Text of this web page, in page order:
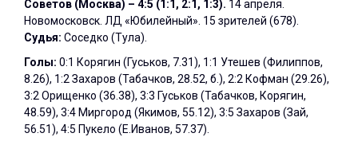
Советов (Москва) – 4:5 (1:1, 2:1, 1:3). 14 апреля.
Новомосковск. ЛД «Юбилейный». 15 зрителей (678).
Судья: Соседко (Тула).
Голы: 0:1 Корягин (Гуськов, 7.31), 1:1 Утешев (Филиппов,
8.26), 1:2 Захаров (Табачков, 28.52, б.), 2:2 Кофман (29.26),
3:2 Орищенко (36.38), 3:3 Гуськов (Табачков, Корягин,
48.59), 3:4 Миргород (Якимов, 55.12), 3:5 Захаров (Зай,
56.51), 4:5 Пукело (Е.Иванов, 57.37).